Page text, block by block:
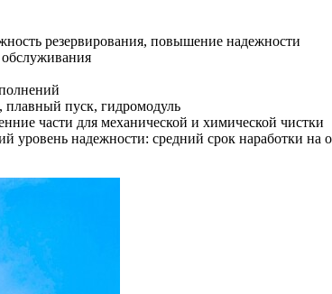
резервирования, повышение надежности
плавный пуск, гидромодуль
части для механической и химической чистки
надежности: средний срок наработки на